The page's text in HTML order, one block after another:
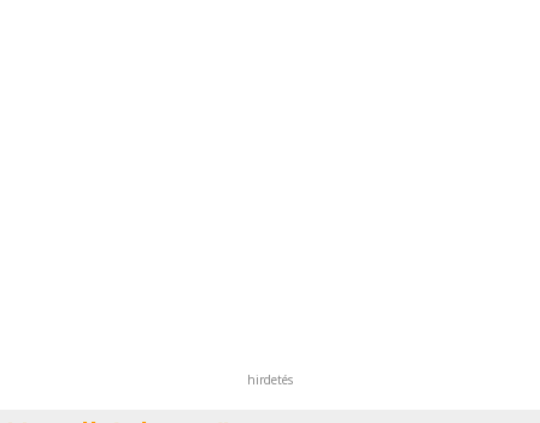
hirdetés